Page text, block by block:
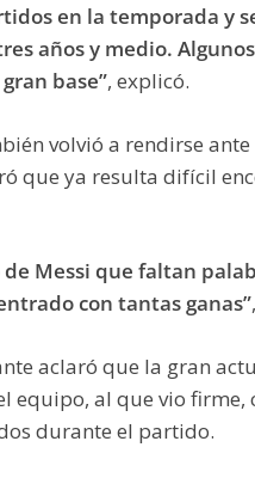
en la temporada y
años y medio.
base”, explicó.
volvió a rendirse
que ya resulta difícil
de Messi que faltan
con tantas ganas”
aclaró que la gran
equipo, al que vio
durante el partido.